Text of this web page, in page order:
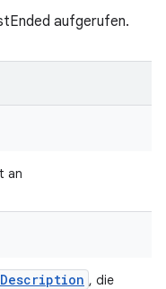
aufgerufen.
an
Description , die